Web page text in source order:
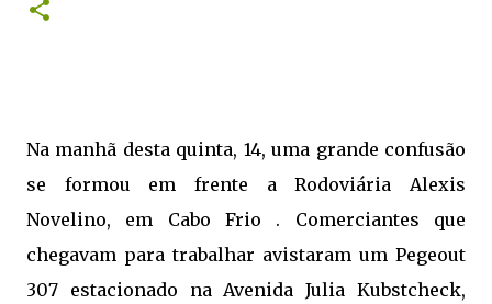
Na manhã desta quinta, 14, uma grande confusão
se formou em frente a Rodoviária Alexis
Novelino, em Cabo Frio . Comerciantes que
chegavam para trabalhar avistaram um Pegeout
307 estacionado na Avenida Julia Kubstcheck,